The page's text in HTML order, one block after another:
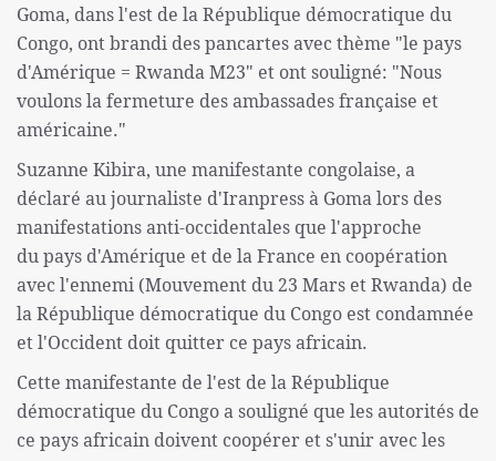
Goma, dans l'est de la République démocratique du
Congo, ont brandi des pancartes avec thème "le pays
d'Amérique = Rwanda M23" et ont souligné: "Nous
voulons la fermeture des ambassades française et
américaine."
Suzanne Kibira, une manifestante congolaise, a
déclaré au journaliste d'Iranpress à Goma lors des
manifestations anti-occidentales que l'approche
du pays d'Amérique et de la France en coopération
avec l'ennemi (Mouvement du 23 Mars et Rwanda) de
la République démocratique du Congo est condamnée
et l'Occident doit quitter ce pays africain.
Cette manifestante de l'est de la République
démocratique du Congo a souligné que les autorités de
ce pays africain doivent coopérer et s'unir avec les